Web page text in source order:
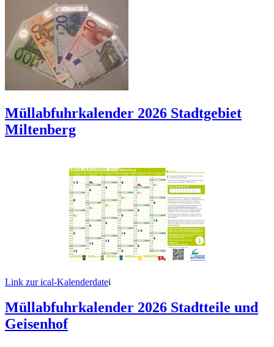
Müllabfuhrkalender 2026 Stadtgebiet
Miltenberg
Link zur ical-Kalenderdatei
Müllabfuhrkalender 2026 Stadtteile und
Geisenhof